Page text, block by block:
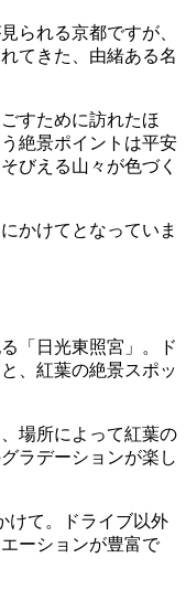
られる京都ですが、
てきた、由緒ある名
すために訪れたほ
絶景ポイントは平安
びえる山々が色づく
かけてとなっていま
「日光東照宮」。ド
、紅葉の絶景スポッ
場所によって紅葉の
ラデーションが楽し
けて。ドライブ以外
ーションが豊富で